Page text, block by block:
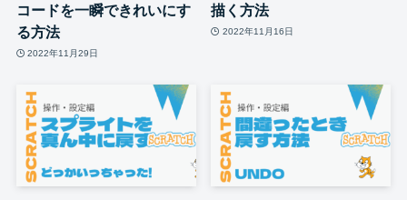
コードを一瞬できれいにす
る方法
2022年11月29日
描く方法
2022年11月16日